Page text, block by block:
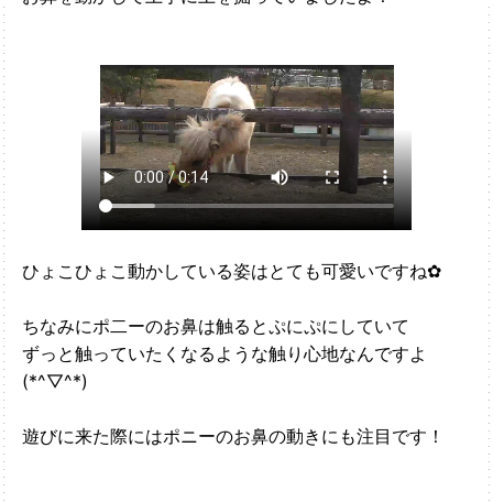
ひょこひょこ動かしている姿はとても可愛いですね✿
ちなみにポ二ーのお鼻は触るとぷにぷにしていて
ずっと触っていたくなるような触り心地なんですよ
(*^▽^*)
遊びに来た際にはポニーのお鼻の動きにも注目です！